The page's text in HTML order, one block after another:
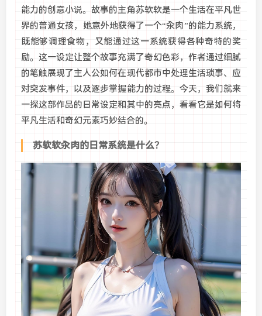
能力的创意小说。故事的主角苏软软是一个生活在平凡世
界的普通女孩，她意外地获得了一个“汆肉”的能力系统，
既能够调理食物，又能通过这一系统获得各种奇特的奖
励。这一设定让整个故事充满了奇幻色彩，作者通过细腻
的笔触展现了主人公如何在现代都市中处理生活琐事、应
对突发事件，以及逐步掌握能力的过程。今天，我们就来
一探这部作品的日常设定和其中的亮点，看看它是如何将
平凡生活和奇幻元素巧妙结合的。
苏软软汆肉的日常系统是什么？